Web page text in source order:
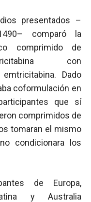
presentados –
comparó la
comprimido de
con
Dado
coformulación en
que sí
comprimidos de
tomaran el mismo
condicionara los
de Europa,
y Australia